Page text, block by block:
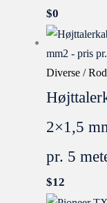
$0
Diverse /
2×1,5
pr. 5
$12